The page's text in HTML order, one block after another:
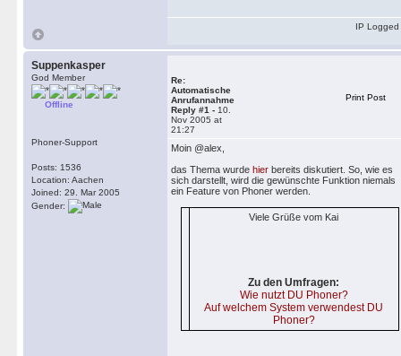
IP Logged
Suppenkasper
God Member
Offline
Phoner-Support
Posts: 1536
Location: Aachen
Joined: 29. Mar 2005
Gender:
Re:
Automatische
Anrufannahme
Reply #1 - 10.
Nov 2005 at
21:27
Print Post
Moin @alex,
das Thema wurde hier bereits diskutiert. So, wie es
sich darstellt, wird die gewünschte Funktion niemals
ein Feature von Phoner werden.
Viele Grüße vom Kai
Zu den Umfragen:
Wie nutzt DU Phoner?
Auf welchem System verwendest DU
Phoner?